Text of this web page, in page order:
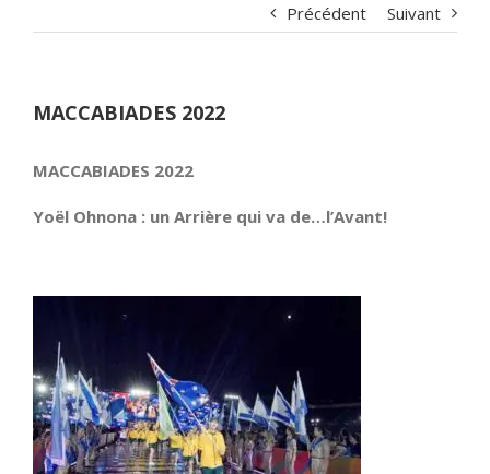
Précédent Suivant
MACCABIADES 2022
MACCABIADES 2022
Yoël Ohnona : un Arrière qui va de…l’Avant!